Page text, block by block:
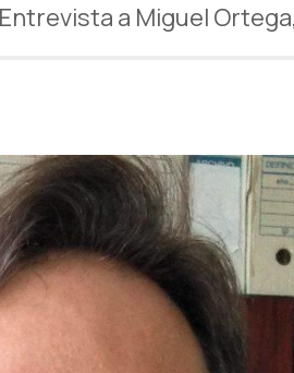
Entrevista a Miguel